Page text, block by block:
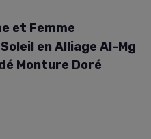
et Femme
en Alliage Al-Mg
Monture Doré